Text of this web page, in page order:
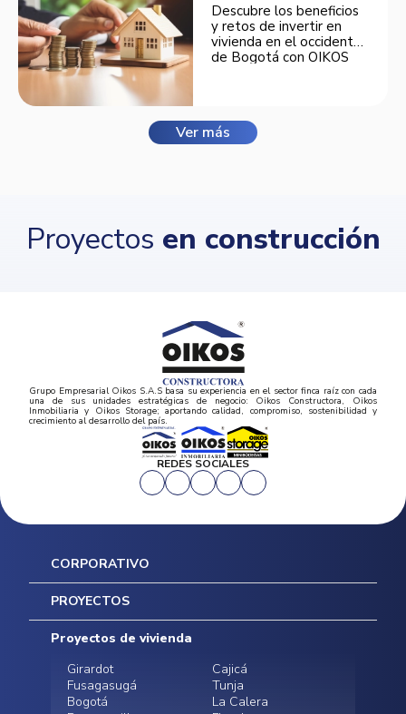
Descubre los beneficios
y retos de invertir en
vivienda en el occidente
de Bogotá con OIKOS
Ver más
Proyectos en construcción
Grupo Empresarial Oikos S.A.S basa su experiencia en el sector finca raíz con cada
una de sus unidades estratégicas de negocio: Oikos Constructora, Oikos
Inmobiliaria y Oikos Storage; aportando calidad, compromiso, sostenibilidad y
crecimiento al desarrollo del país.
REDES SOCIALES
CORPORATIVO
Inicio
Mapa del sitio
Postventas
Contratación Directa
Noticias
PROYECTOS
Proyectos de vivienda
Girardot
Cajicá
Fusagasugá
Tunja
Bogotá
La Calera